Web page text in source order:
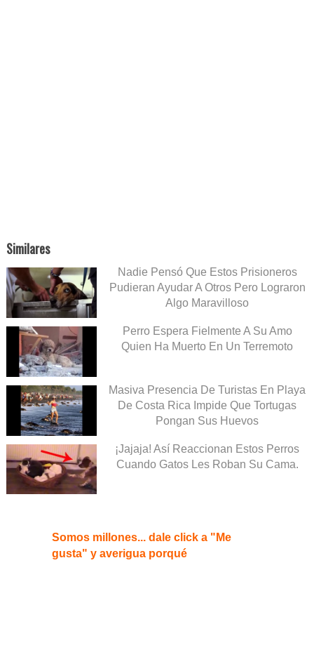
Similares
Nadie Pensó Que Estos Prisioneros
Pudieran Ayudar A Otros Pero Lograron
Algo Maravilloso
Perro Espera Fielmente A Su Amo
Quien Ha Muerto En Un Terremoto
Masiva Presencia De Turistas En Playa
De Costa Rica Impide Que Tortugas
Pongan Sus Huevos
¡Jajaja! Así Reaccionan Estos Perros
Cuando Gatos Les Roban Su Cama.
Somos millones... dale click a "Me
gusta" y averigua porqué